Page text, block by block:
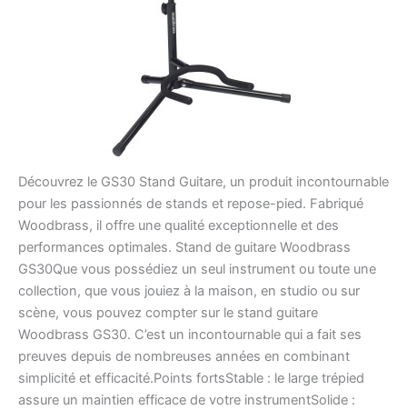
Découvrez le GS30 Stand Guitare, un produit incontournable
pour les passionnés de stands et repose-pied. Fabriqué
Woodbrass, il offre une qualité exceptionnelle et des
performances optimales. Stand de guitare Woodbrass
GS30Que vous possédiez un seul instrument ou toute une
collection, que vous jouiez à la maison, en studio ou sur
scène, vous pouvez compter sur le stand guitare
Woodbrass GS30. C’est un incontournable qui a fait ses
preuves depuis de nombreuses années en combinant
simplicité et efficacité.Points fortsStable : le large trépied
assure un maintien efficace de votre instrumentSolide :